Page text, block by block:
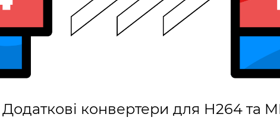
Додаткові конвертери для H264 та